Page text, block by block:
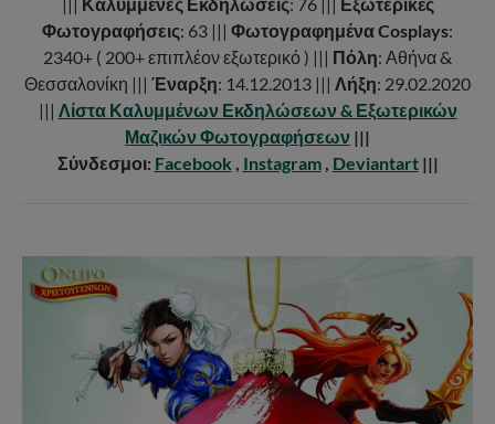
Φωτογραφήσεις: 63 ||| Φωτογραφημένα Cosplays:
2340+ ( 200+ επιπλέον εξωτερικό ) ||| Πόλη: Αθήνα &
Θεσσαλονίκη ||| Έναρξη: 14.12.2013 ||| Λήξη: 29.02.2020
||| Λίστα Καλυμμένων Εκδηλώσεων & Εξωτερικών
Μαζικών Φωτογραφήσεων |||
Σύνδεσμοι: Facebook , Instagram, Deviantart|||